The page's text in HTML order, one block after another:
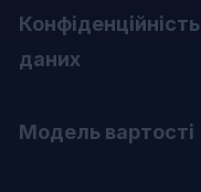
Конфіденційність
даних
Модель вартості